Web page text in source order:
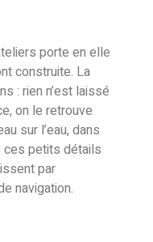
porte en elle
construite. La
: rien n’est laissé
on le retrouve
sur l’eau, dans
ces petits détails
par
navigation.